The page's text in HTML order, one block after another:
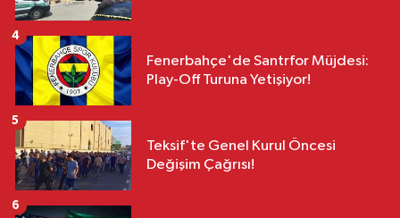
Fenerbahçe'de Santrfor Müjdesi:
Play-Off Turuna Yetişiyor!
4
Teksif'te Genel Kurul Öncesi
Değişim Çağrısı!
5
6